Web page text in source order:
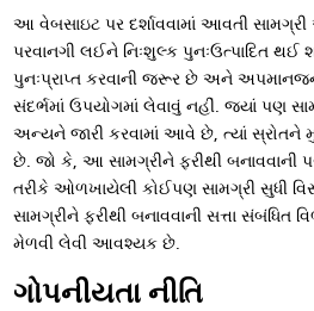
આ વેબસાઇટ પર દર્શાવવામાં આવતી
પરવાનગી લઈને નિઃશુલ્ક પુનઃઉત્પાદિત
પુનઃપ્રાપ્ત કરવાની જરૂર છે અને
સંદર્ભમાં ઉપયોગમાં લેવાવું નહીં. જ્યાં પણ
અન્યને જારી કરવામાં આવે છે, ત્યાં સ્રોતને
છે. જો કે, આ સામગ્રીને ફરીથી બનાવવાની
તરીકે ઓળખાયેલી કોઈપણ સામગ્રી સુધી
સામગ્રીને ફરીથી બનાવવાની સત્તા સંબંધિત
મેળવી લેવી આવશ્યક છે.
ગોપનીયતા નીતિ